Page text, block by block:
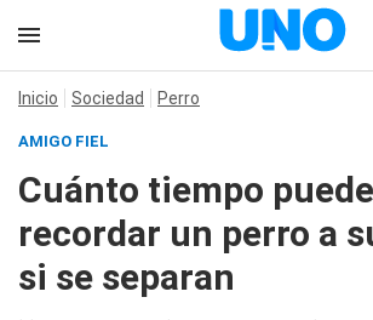
Inicio Sociedad Perro
AMIGO FIEL
Cuánto tiempo puede
recordar un perro a
si se separan